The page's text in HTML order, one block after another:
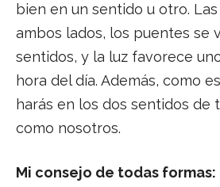
bien en un sentido u otro.
ambos lados, los puentes se
sentidos, y la luz favorece
hora del día. Además, como
harás en los dos sentidos de
como nosotros.
Mi consejo de todas formas: